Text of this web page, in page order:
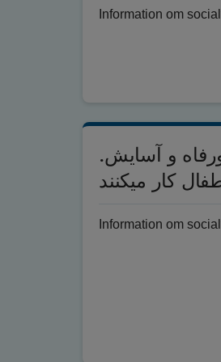
Information om
.هیئت ملی صحی ورفاه و آسایش
کار میکنند
Information om